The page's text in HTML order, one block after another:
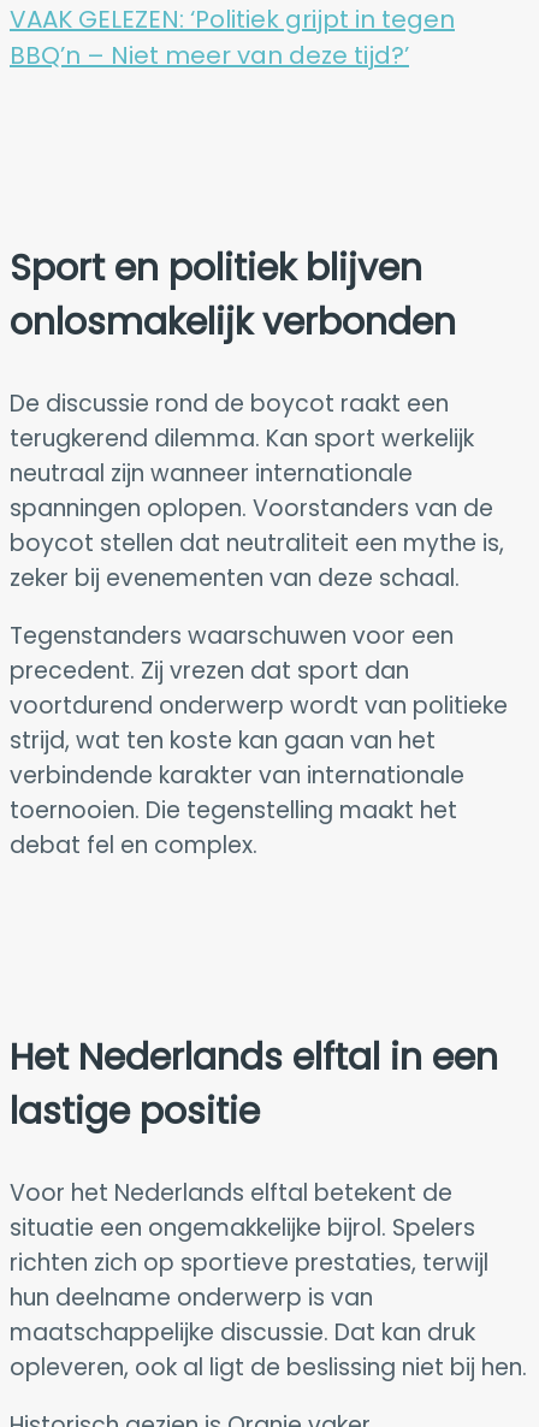
VAAK GELEZEN: ‘Politiek grijpt in tegen
BBQ’n – Niet meer van deze tijd?’
Sport en politiek blijven
onlosmakelijk verbonden
De discussie rond de boycot raakt een
terugkerend dilemma. Kan sport werkelijk
neutraal zijn wanneer internationale
spanningen oplopen. Voorstanders van de
boycot stellen dat neutraliteit een mythe is,
zeker bij evenementen van deze schaal.
Tegenstanders waarschuwen voor een
precedent. Zij vrezen dat sport dan
voortdurend onderwerp wordt van politieke
strijd, wat ten koste kan gaan van het
verbindende karakter van internationale
toernooien. Die tegenstelling maakt het
debat fel en complex.
Het Nederlands elftal in een
lastige positie
Voor het Nederlands elftal betekent de
situatie een ongemakkelijke bijrol. Spelers
richten zich op sportieve prestaties, terwijl
hun deelname onderwerp is van
maatschappelijke discussie. Dat kan druk
opleveren, ook al ligt de beslissing niet bij hen.